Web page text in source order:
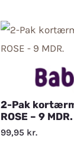
2-Pak
ROSE – 9 MDR.
99,95 kr.